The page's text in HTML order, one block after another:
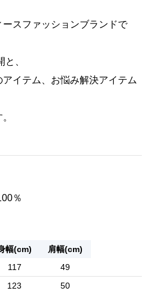
スファッションブランドで
、
イテム、お悩み解決アイテム
％
幅(cm)
肩幅(cm)
117
49
123
50